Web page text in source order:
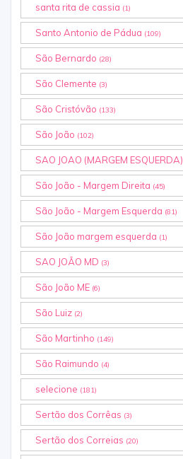
santa rita de cassia (1)
Santo Antonio de Pádua (109)
São Bernardo (28)
São Clemente (3)
São Cristóvão (133)
São João (102)
SAO JOAO (MARGEM ESQUERDA)
São João - Margem Direita (45)
São João - Margem Esquerda (81)
São João margem esquerda (1)
SAO JOÃO MD (3)
São João ME (6)
São Luiz (2)
São Martinho (149)
São Raimundo (4)
selecione (181)
Sertão dos Corrêas (3)
Sertão dos Correias (20)